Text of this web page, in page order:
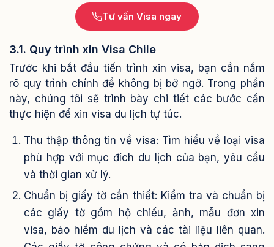
Tư vấn Visa ngay
3.1. Quy trình xin Visa Chile
Trước khi bắt đầu tiến trình xin visa, bạn cần nắm
rõ quy trình chính để không bị bỡ ngỡ. Trong phần
này, chúng tôi sẽ trình bày chi tiết các bước cần
thực hiện để xin visa du lịch tự túc.
Thu thập thông tin về visa: Tìm hiểu về loại visa
phù hợp với mục đích du lịch của bạn, yêu cầu
và thời gian xử lý.
Chuẩn bị giấy tờ cần thiết: Kiểm tra và chuẩn bị
các giấy tờ gồm hộ chiếu, ảnh, mẫu đơn xin
visa, bảo hiểm du lịch và các tài liệu liên quan.